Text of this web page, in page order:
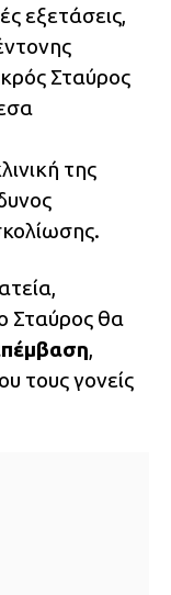
εξετάσεις,
Σταύρος
της
Σταύρος θα
,
τους γονείς